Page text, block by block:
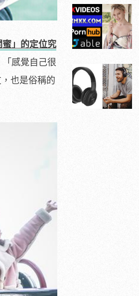
蜜」的定位究
感覺自己很
也是俗稱的